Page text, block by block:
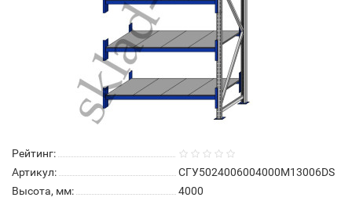
Рейтинг:
Артикул:
СГУ5024006004000М13006DS
Высота, мм:
4000